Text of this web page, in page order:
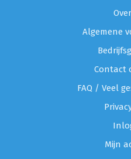
Algemene
Contact
FAQ / Veel
Mijn